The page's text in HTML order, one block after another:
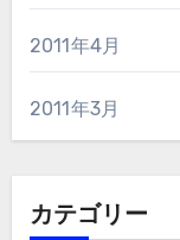
2011年4月
2011年3月
カテゴリー